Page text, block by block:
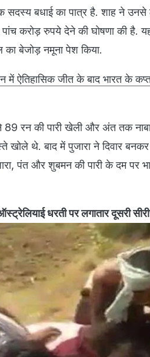
सदस्य बधाई का पात्र है. शाह ने उनसे
करोड़ रुपये देने की घोषणा की है.
बेजोड़ नमूना पेश किया.
ऐतिहासिक जीत के बाद भारत के
रन की पारी खेली और अंत तक
खोले थे. बाद में पुजारा ने दिवार
पंत और शुबमन की पारी के दम पर
धरती पर लगातार दूसरी